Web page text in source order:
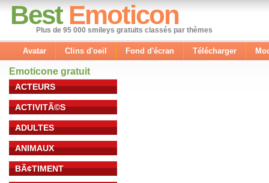
Best Emoticon
Plus de 95 000 smileys gratuits classés par thèmes
Avatar Clins d'oeil Fond d'écran Télécharger
Emoticone gratuit
ACTEURS
ACTIVITÃ©S
ADULTES
ANIMAUX
BÃ¢TIMENT